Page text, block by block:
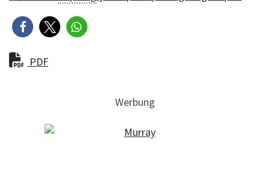
PDF
Werbung